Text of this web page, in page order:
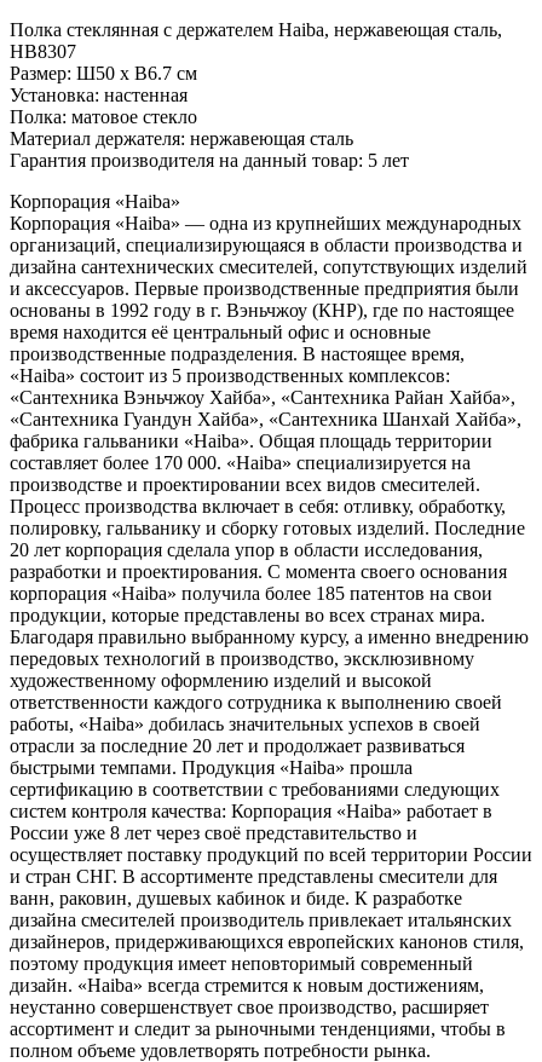
Полка стеклянная с держателем Haiba, нержавеющая сталь,
HB8307
Размер: Ш50 х В6.7 см
Установка: настенная
Полка: матовое стекло
Материал держателя: нержавеющая сталь
Гарантия производителя на данный товар: 5 лет
Корпорация «Haiba»
Корпорация «Haiba» — одна из крупнейших международных
организаций, специализирующаяся в области производства и
дизайна сантехнических смесителей, сопутствующих изделий
и аксессуаров. Первые производственные предприятия были
основаны в 1992 году в г. Вэньчжоу (КНР), где по настоящее
время находится её центральный офис и основные
производственные подразделения. В настоящее время,
«Haiba» состоит из 5 производственных комплексов:
«Сантехника Вэньчжоу Хайба», «Сантехника Райан Хайба»,
«Сантехника Гуандун Хайба», «Сантехника Шанхай Хайба»,
фабрика гальваники «Haiba». Общая площадь территории
составляет более 170 000. «Haiba» специализируется на
производстве и проектировании всех видов смесителей.
Процесс производства включает в себя: отливку, обработку,
полировку, гальванику и сборку готовых изделий. Последние
20 лет корпорация сделала упор в области исследования,
разработки и проектирования. С момента своего основания
корпорация «Haiba» получила более 185 патентов на свои
продукции, которые представлены во всех странах мира.
Благодаря правильно выбранному курсу, а именно внедрению
передовых технологий в производство, эксклюзивному
художественному оформлению изделий и высокой
ответственности каждого сотрудника к выполнению своей
работы, «Haiba» добилась значительных успехов в своей
отрасли за последние 20 лет и продолжает развиваться
быстрыми темпами. Продукция «Haiba» прошла
сертификацию в соответствии с требованиями следующих
систем контроля качества: Корпорация «Haiba» работает в
России уже 8 лет через своё представительство и
осуществляет поставку продукций по всей территории России
и стран СНГ. В ассортименте представлены смесители для
ванн, раковин, душевых кабинок и биде. К разработке
дизайна смесителей производитель привлекает итальянских
дизайнеров, придерживающихся европейских канонов стиля,
поэтому продукция имеет неповторимый современный
дизайн. «Haiba» всегда стремится к новым достижениям,
неустанно совершенствует свое производство, расширяет
ассортимент и следит за рыночными тенденциями, чтобы в
полном объеме удовлетворять потребности рынка.